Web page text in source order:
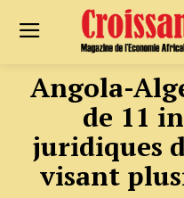
Angola-
de 11
juridiques
visant